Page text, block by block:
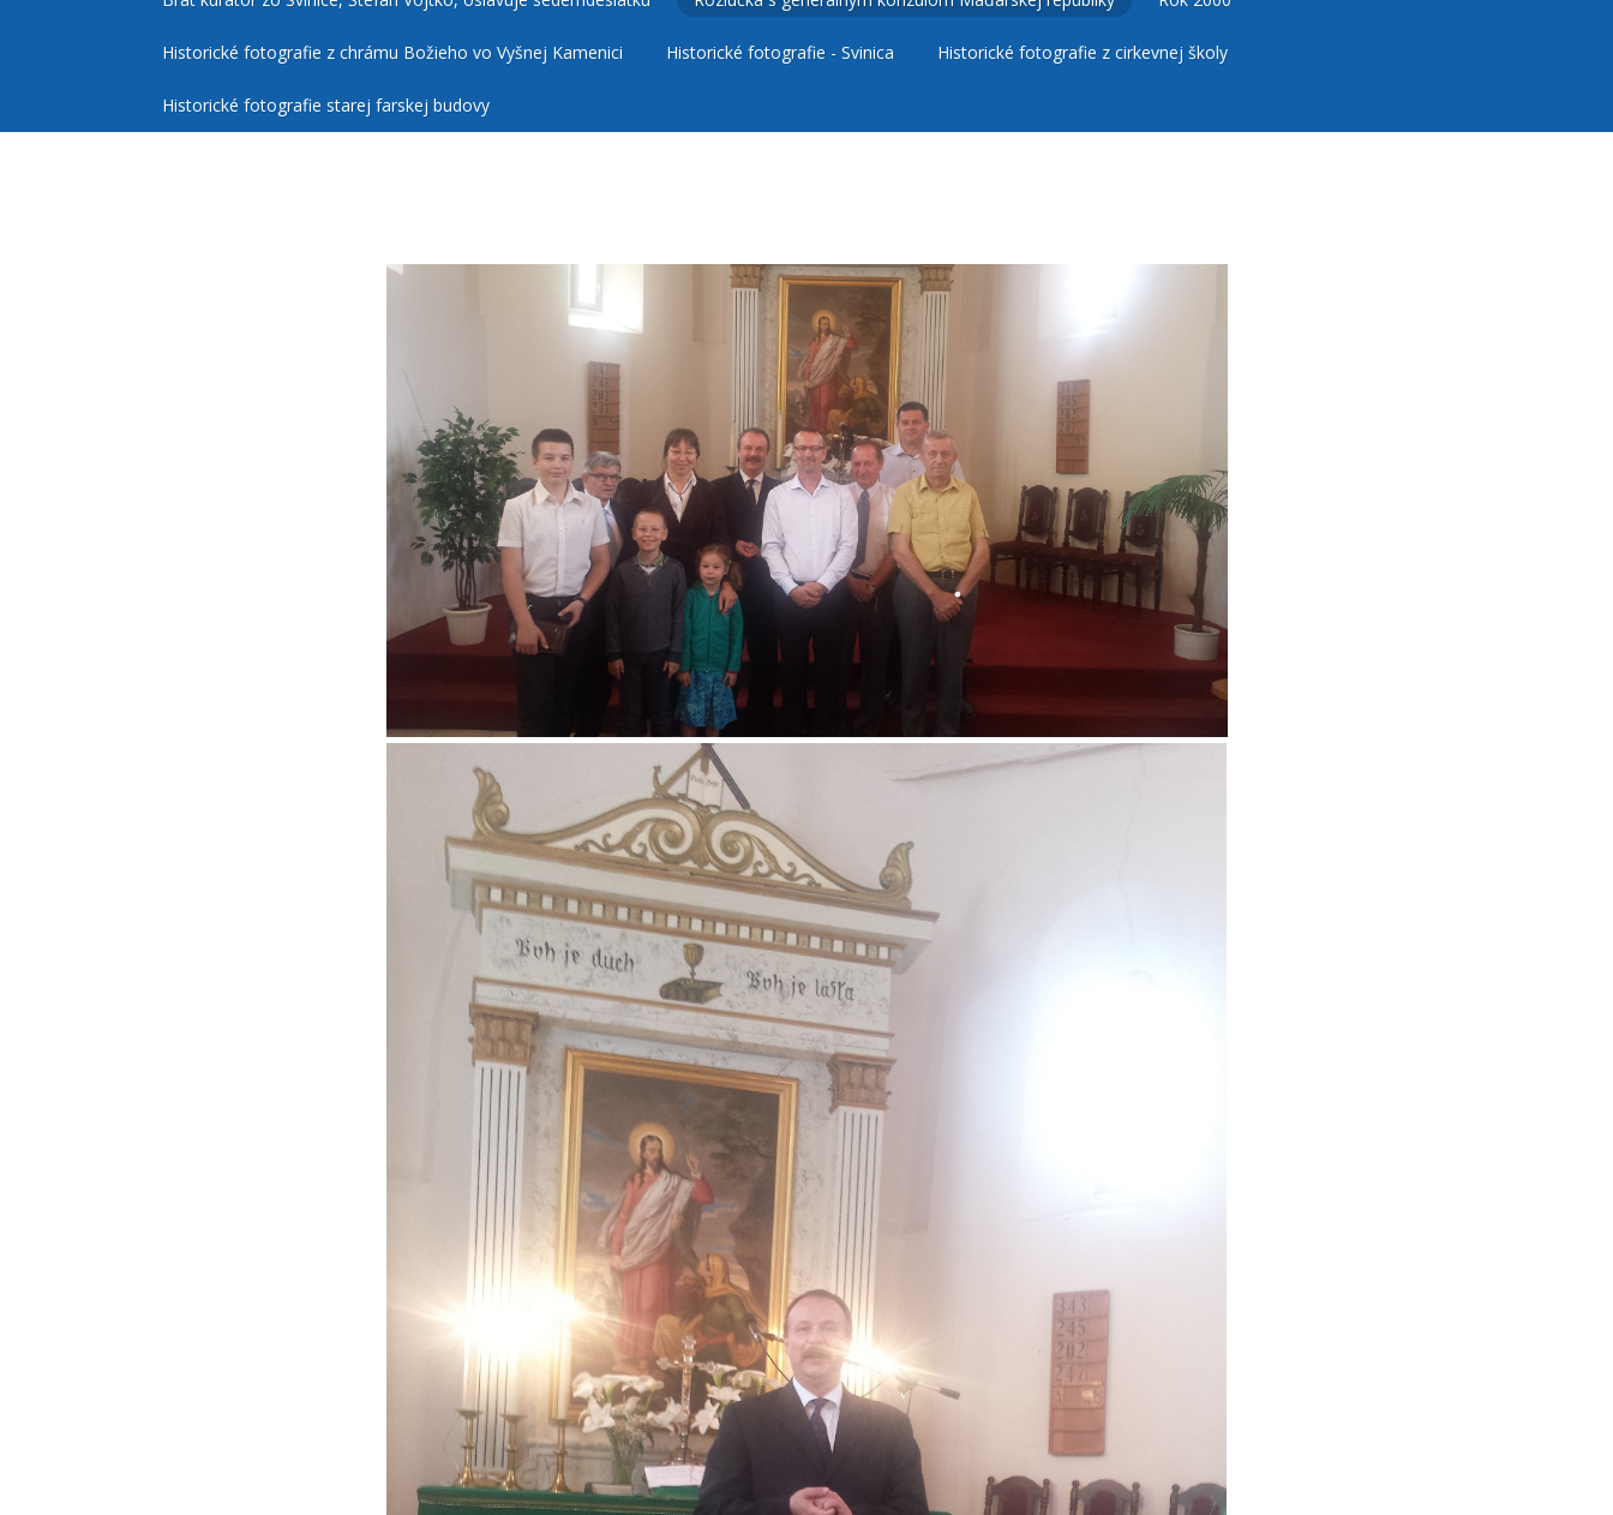
Historické fotografie z chrámu Božieho vo Vyšnej Kamenici Historické fotografie - Svinica Historické fotografie z cirkevnej školy
Historické fotografie starej farskej budovy